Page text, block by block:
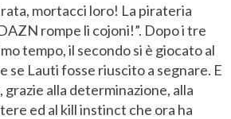
mortacci loro! La pirateria
rompe li cojoni!”. Dopo i tre
tempo, il secondo si è giocato al
se Lauti fosse riuscito a segnare. E
grazie alla determinazione, alla
ed al kill instinct che ora ha